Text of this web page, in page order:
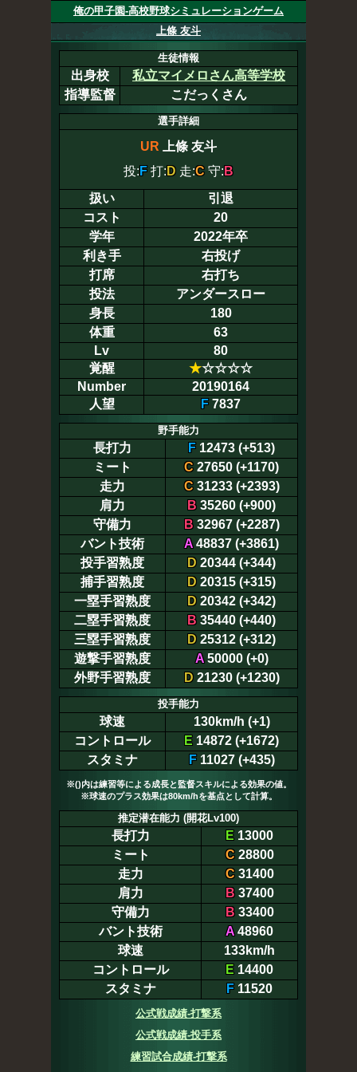
俺の甲子園-高校野球シミュレーションゲーム
上條 友斗
生徒情報
出身校
私立マイメロさん高等学校
指導監督
こだっくさん
選手詳細
UR 上條 友斗
投: F 打: D 走:C 守: B
扱い
引退
コスト
20
学年
2022年卒
利き手
右投げ
打席
右打ち
投法
アンダースロー
身長
180
体重
63
Lv
80
覚醒
★☆☆☆☆
Number
20190164
人望
F 7837
野手能力
長打力 F 12473 (+513)
ミート
C 27650 (+1170)
走力
C31233 (+2393)
肩力
B 35260 (+900)
守備力
B32967 (+2287)
バント技術
A48837 (+3861)
投手習熟度
D 20344 (+344)
捕手習熟度
D 20315 (+315)
一塁手習熟度
D 20342 (+342)
二塁手習熟度
B 35440 (+440)
三塁手習熟度
D 25312 (+312)
遊撃手習熟度
A50000 (+0)
外野手習熟度
D21230 (+1230)
投手能力
球速
130km/h (+1)
コントロール
E 14872 (+1672)
スタミナ
F11027 (+435)
※()内は練習等による成長と監督スキルによる効果の値。
※球速のプラス効果は80km/hを基点として計算。
推定潜在能力 (開花Lv100)
長打力 E 13000
ミート
C28800
走力
C31400
肩力
B37400
守備力
B33400
バント技術
A48960
球速
133km/h
コントロール
E 14400
スタミナ
F 11520
公式戦成績-打撃系
公式戦成績-投手系
練習試合成績-打撃系